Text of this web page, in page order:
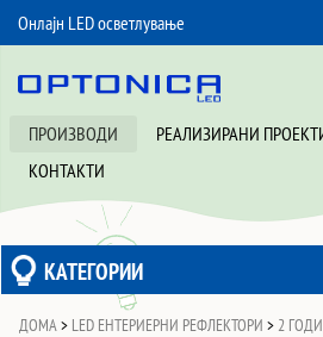
Онлајн LED осветлување
ПРОИЗВОДИ РЕАЛИЗИРАНИ
КОНТАКТИ
КАТЕГОРИИ
ДОМА > LED ЕНТЕРИЕРНИ РЕФЛЕКТОРИ > 2